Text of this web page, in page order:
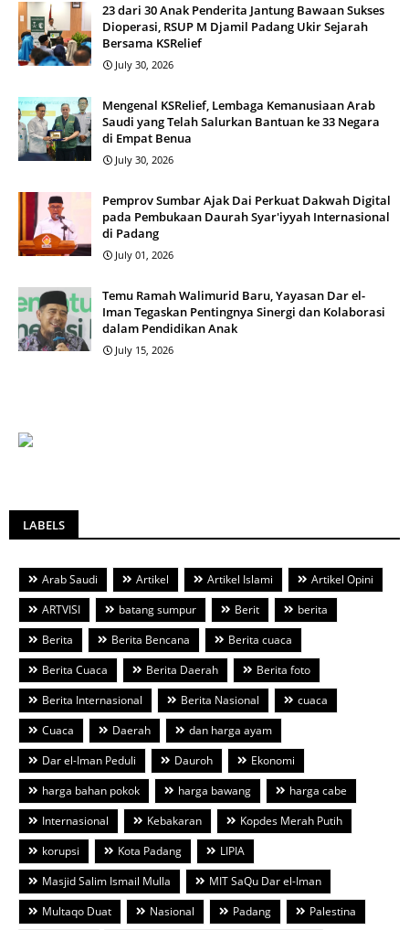
23 dari 30 Anak Penderita Jantung Bawaan Sukses
Dioperasi, RSUP M Djamil Padang Ukir Sejarah
Bersama KSRelief
July 30, 2026
Mengenal KSRelief, Lembaga Kemanusiaan Arab
Saudi yang Telah Salurkan Bantuan ke 33 Negara
di Empat Benua
July 30, 2026
Pemprov Sumbar Ajak Dai Perkuat Dakwah Digital
pada Pembukaan Daurah Syar'iyyah Internasional
di Padang
July 01, 2026
Temu Ramah Walimurid Baru, Yayasan Dar el-
Iman Tegaskan Pentingnya Sinergi dan Kolaborasi
dalam Pendidikan Anak
July 15, 2026
LABELS
Arab Saudi Artikel Artikel Islami
Artikel Opini
ARTVISI
batang sumpur Berit
berita
Berita
Berita Bencana
Berita cuaca
Berita Cuaca
Berita Daerah
Berita foto
Berita Internasional
Berita Nasional
cuaca
Cuaca
Daerah
dan harga ayam
Dar el-Iman Peduli
Dauroh
Ekonomi
harga bahan pokok
harga bawang
harga cabe
Internasional
Kebakaran
Kopdes Merah Putih
korupsi
Kota Padang
LIPIA
Masjid Salim Ismail Mulla
MIT SaQu Dar el-Iman
Multaqo Duat
Nasional Padang
Palestina